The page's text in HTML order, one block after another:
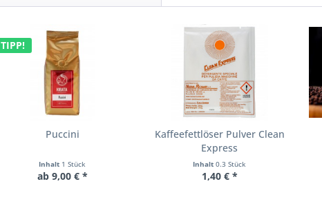
TIPP!
Puccini
Inhalt 1 Stück
ab 9,00 € *
Kaffeefettlöser Pulver Clean
Express
Inhalt0.3 Stück
1,40 € *